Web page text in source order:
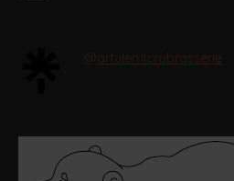
@artulemicrobrasserie